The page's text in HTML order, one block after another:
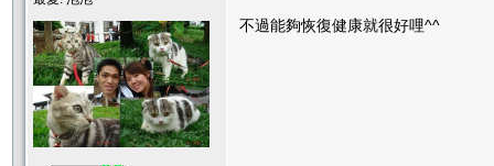
不過能夠恢復健康就很好哩^^